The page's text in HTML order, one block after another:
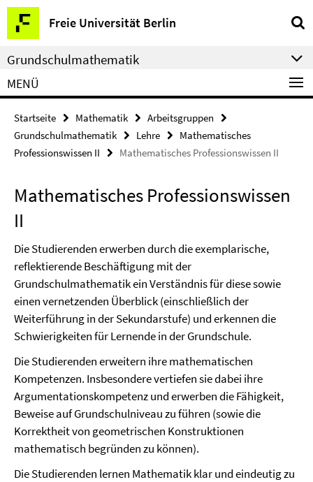
Springe
direkt
zu
Inhalt
Freie Universität Berlin
Service-
Navigation
Grundschulmathematik
MENÜ
Startseite Mathematik
Arbeitsgruppen
Grundschulmathematik
Lehre
Mathematisches
Professionswissen II
Mathematisches Professionswissen II
Mathematisches Professionswissen
II
Die Studierenden erwerben durch die exemplarische,
reflektierende Beschäftigung mit der
Grundschulmathematik ein Verständnis für diese sowie
einen vernetzenden Überblick (einschließlich der
Weiterführung in der Sekundarstufe) und erkennen die
Schwierigkeiten für Lernende in der Grundschule.
Die Studierenden erweitern ihre mathematischen
Kompetenzen. Insbesondere vertiefen sie dabei ihre
Argumentationskompetenz und erwerben die Fähigkeit,
Beweise auf Grundschulniveau zu führen (sowie die
Korrektheit von geometrischen Konstruktionen
mathematisch begründen zu können).
Die Studierenden lernen Mathematik klar und eindeutig zu